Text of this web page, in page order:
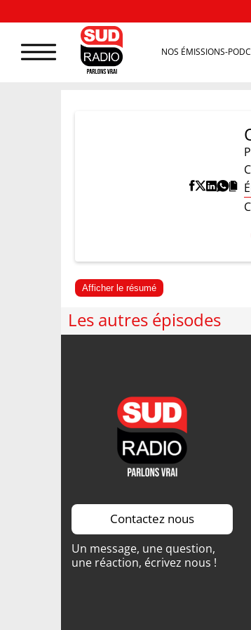
NOS ÉMISSIONS-
Afficher le résumé
Les autres épisodes
Contactez nous
Un message, une question,
une réaction, écrivez nous !